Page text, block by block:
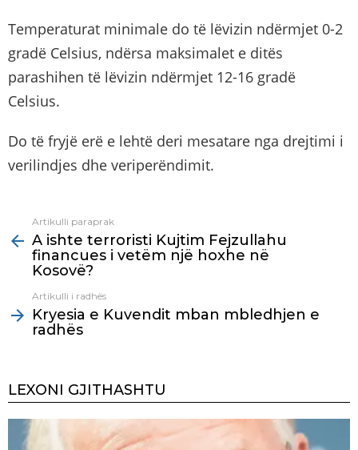
Temperaturat minimale do të lëvizin ndërmjet 0-2
gradë Celsius, ndërsa maksimalet e ditës
parashihen të lëvizin ndërmjet 12-16 gradë
Celsius.
Do të fryjë erë e lehtë deri mesatare nga drejtimi i
verilindjes dhe veriperëndimit.
more
Artikulli paraprak
A ishte terroristi Kujtim Fejzullahu
financues i vetëm një hoxhe në
Kosovë?
Artikulli i radhës
Kryesia e Kuvendit mban mbledhjen e
radhës
LEXONI GJITHASHTU